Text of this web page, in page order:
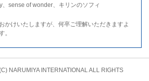
sense of wonder、キリンのソフィ
かけいたしますが、何卒ご理解いただきますよ
。